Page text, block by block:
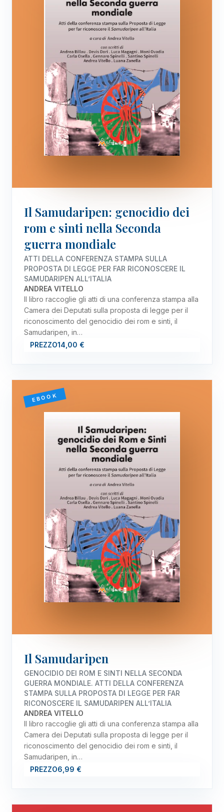
Il Samudaripen: genocidio dei
rom e sinti nella Seconda
guerra mondiale
ATTI DELLA CONFERENZA STAMPA SULLA
PROPOSTA DI LEGGE PER FAR RICONOSCERE IL
SAMUDARIPEN ALL’ITALIA
ANDREA VITELLO
Il libro raccoglie gli atti di una conferenza stampa alla
Camera dei Deputati sulla proposta di legge per il
riconoscimento del genocidio dei rom e sinti, il
Samudaripen, in…
PREZZO14,00 €
EBOOK
Il Samudaripen
GENOCIDIO DEI ROM E SINTI NELLA SECONDA
GUERRA MONDIALE. ATTI DELLA CONFERENZA
STAMPA SULLA PROPOSTA DI LEGGE PER FAR
RICONOSCERE IL SAMUDARIPEN ALL’ITALIA
ANDREA VITELLO
Il libro raccoglie gli atti di una conferenza stampa alla
Camera dei Deputati sulla proposta di legge per il
riconoscimento del genocidio dei rom e sinti, il
Samudaripen, in…
PREZZO6,99 €